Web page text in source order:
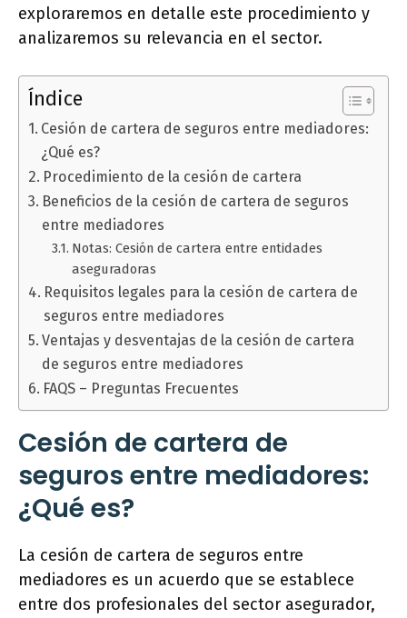
exploraremos en detalle este procedimiento y
analizaremos su relevancia en el sector.
Índice
Cesión de cartera de seguros entre mediadores:
¿Qué es?
Procedimiento de la cesión de cartera
Beneficios de la cesión de cartera de seguros
entre mediadores
Notas: Cesión de cartera entre entidades
aseguradoras
Requisitos legales para la cesión de cartera de
seguros entre mediadores
Ventajas y desventajas de la cesión de cartera
de seguros entre mediadores
FAQS – Preguntas Frecuentes
Cesión de cartera de
seguros entre mediadores:
¿Qué es?
La cesión de cartera de seguros entre
mediadores es un acuerdo que se establece
entre dos profesionales del sector asegurador,